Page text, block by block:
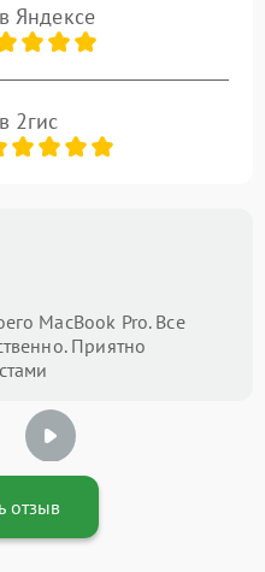
Яндексе
2гис
MacBook Pro. Все
Приятно
отзыв